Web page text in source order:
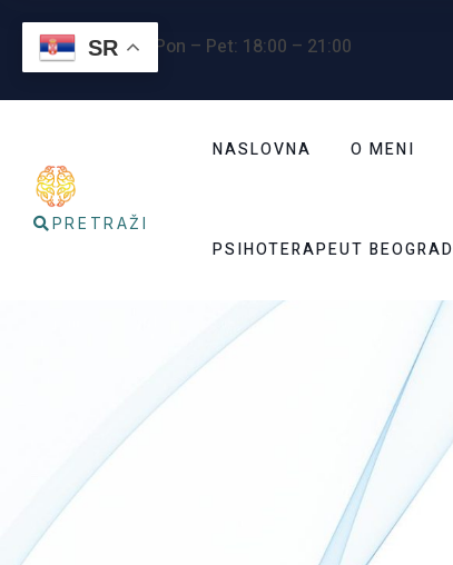
Radno vreme : Pon – Pet: 18:00 – 21:00
PRETRAŽI
NASLOVNA O MENI
PSIHOTERAPEUT BEOGRAD
SR